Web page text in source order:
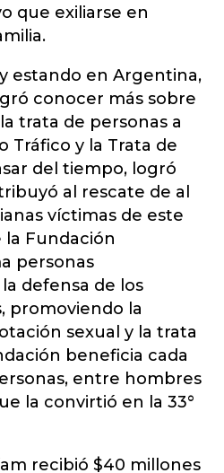
que exiliarse en
estando en Argentina,
conocer más sobre
trata de personas a
Tráfico y la Trata de
del tiempo, logró
al rescate de al
víctimas de este
la Fundación
personas
defensa de los
promoviendo la
sexual y la trata
beneficia cada
entre hombres
la convirtió en la 33°
recibió $40 millones